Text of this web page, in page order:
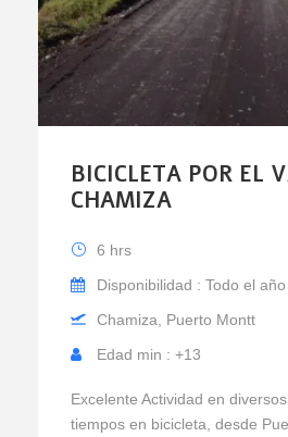
BICICLETA POR EL
CHAMIZA
6 hrs
Disponibilidad : Todo el año
Chamiza, Puerto Montt
Edad min : +13
Excelente Actividad en
tiempos en bicicleta, desde